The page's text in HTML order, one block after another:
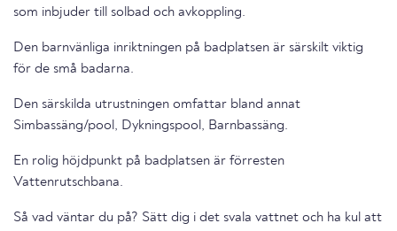
som inbjuder till solbad och avkoppling.
Den barnvänliga inriktningen på badplatsen är särskilt viktig
för de små badarna.
Den särskilda utrustningen omfattar bland annat
Simbassäng/pool, Dykningspool, Barnbassäng.
En rolig höjdpunkt på badplatsen är förresten
Vattenrutschbana.
Så vad väntar du på? Sätt dig i det svala vattnet och ha kul att